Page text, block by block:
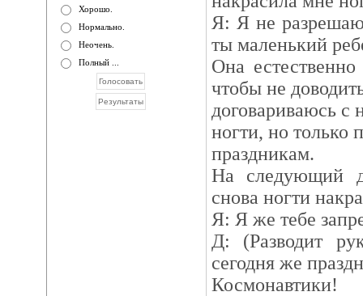
Хорошо.
Нормально.
Неочень.
Полный ...
Я: Я не разрешаю
ты маленький
Она
чтобы не
договариваюсь с
ногти, но только
праздникам.
На следующий
снова ногти
Я: Я же тебе
Д: (Разводит
сегодня же
Космонавтики!